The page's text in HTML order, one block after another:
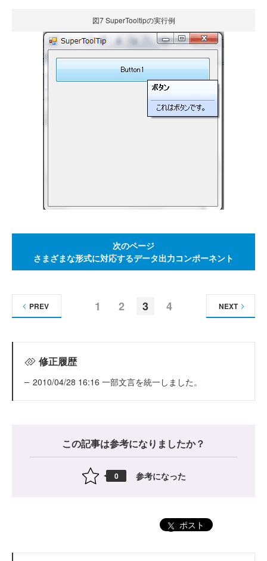
図7 SuperTooltipの実行例
次のページ
さまざまな形式に対応するデータ出力コンポーネント
1 2 3 4
PREV NEXT
修正履歴
2010/04/28 16:16 一部文言を統一しました。
この記事は参考になりましたか？
0 参考になった
ポスト